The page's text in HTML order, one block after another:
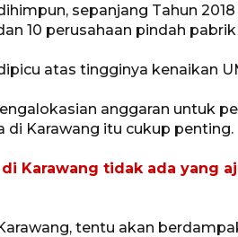
sepanjang Tahun
10 perusahaan pindah
atas tingginya kenaikan
anggaran untuk
di Karawang itu cukup penting.
di Karawang tidak ada yang
tentu akan